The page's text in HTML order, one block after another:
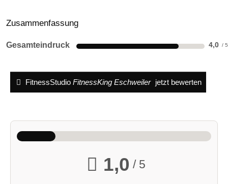
Zusammenfassung
Gesamteindruck 4,0
FitnessStudio FitnessKing Eschweiler jetzt bewerten
1,0 / 5